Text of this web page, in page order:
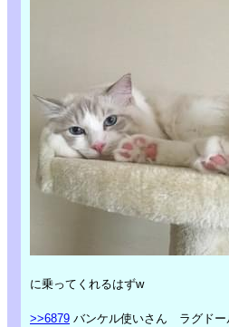
に乗ってくれるはずw
>>6879 バンケル使いさん ラグドー